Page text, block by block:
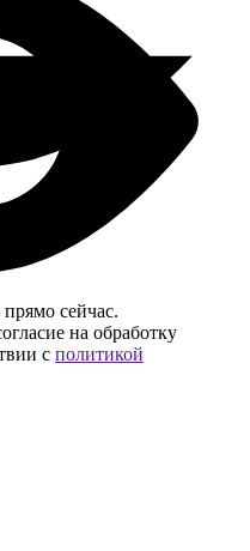
прямо сейчас.
на обработку
с политикой